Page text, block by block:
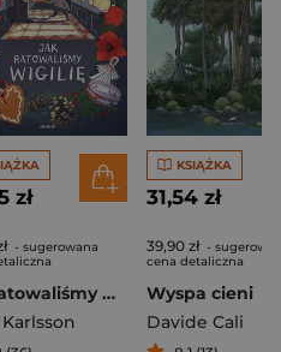
Kasia
zł
- sugerowana
Jak ratowaliśmy Wigilię
KSIĄŻKA
31,54 zł
39,90 zł -
cena detaliczna
Wyspa cieni
Davide Cali